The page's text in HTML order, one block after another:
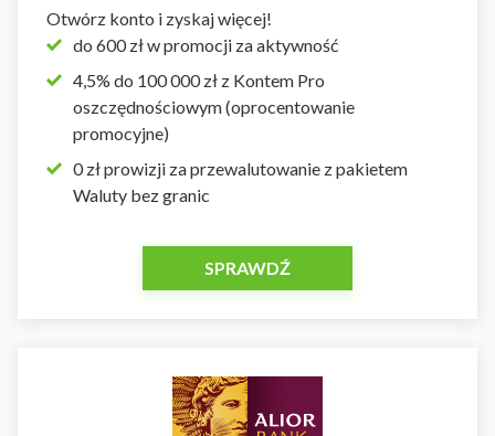
Otwórz konto i zyskaj więcej!
do 600 zł w promocji za aktywność
4,5% do 100 000 zł z Kontem Pro
oszczędnościowym (oprocentowanie
promocyjne)
0 zł prowizji za przewalutowanie z pakietem
Waluty bez granic
SPRAWDŹ